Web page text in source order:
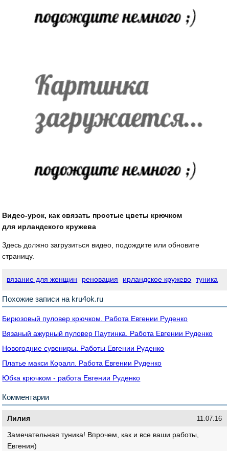
Видео-урок, как связать простые цветы крючком
для ирландского кружева
Здесь должно загрузиться видео, подождите или обновите
страницу.
вязание для женщин реновация ирландское кружево туника
Похожие записи на kru4ok.ru
Бирюзовый пуловер крючком. Работа Евгении Руденко
Вязаный ажурный пуловер Паутинка. Работа Евгении Руденко
Новогодние сувениры. Работы Евгении Руденко
Платье макси Коралл. Работа Евгении Руденко
Юбка крючком - работа Евгении Руденко
Комментарии
Лилия 11.07.16
Замечательная туника! Впрочем, как и все ваши работы,
Евгения)